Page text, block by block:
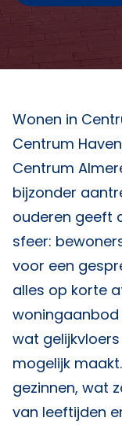
Wonen in
Centrum
Centrum
bijzonder
ouderen geeft
sfeer:
voor een
alles op korte
wat
mogelijk
gezinnen, wat
van leeftijden